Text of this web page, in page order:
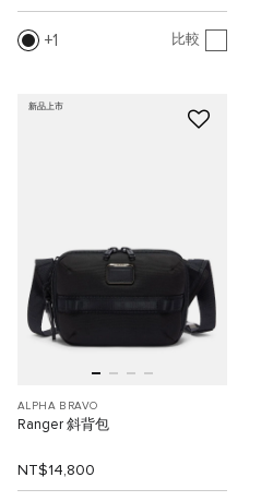
1 比較
新品上市
ALPHA BRAVO
Ranger 斜背包
NT$14,800